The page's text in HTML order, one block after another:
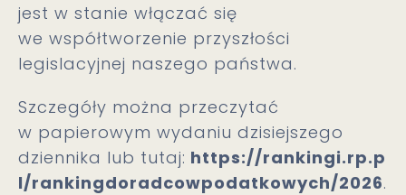
jest w stanie włączać się
we współtworzenie przyszłości
legislacyjnej naszego państwa.
Szczegóły można przeczytać
w papierowym wydaniu dzisiejszego
dziennika lub tutaj: https://rankingi.rp.p
l/rankingdoradcowpodatkowych/2026.